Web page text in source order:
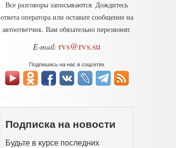
Все разговоры записываются. Дождитесь
ответа оператора или оставьте сообщение на
автоответчик. Вам обязательно перезвонят.
E-mail: rvs@rvs.su
Подпишись на нас в соцсетях
Подписка на новости
Будьте в курсе последних